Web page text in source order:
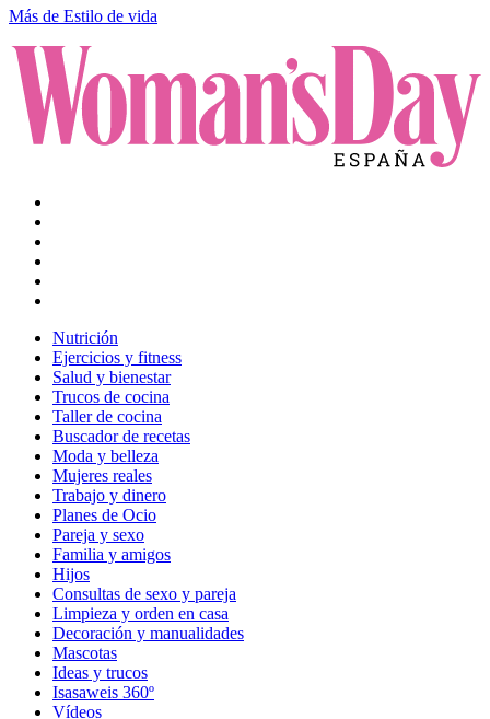
Más de Estilo de vida
Nutrición
Ejercicios y fitness
Salud y bienestar
Trucos de cocina
Taller de cocina
Buscador de recetas
Moda y belleza
Mujeres reales
Trabajo y dinero
Planes de Ocio
Pareja y sexo
Familia y amigos
Hijos
Consultas de sexo y pareja
Limpieza y orden en casa
Decoración y manualidades
Mascotas
Ideas y trucos
Isasaweis 360º
Vídeos